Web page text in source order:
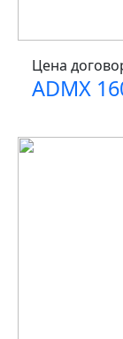
Цена
ADMX